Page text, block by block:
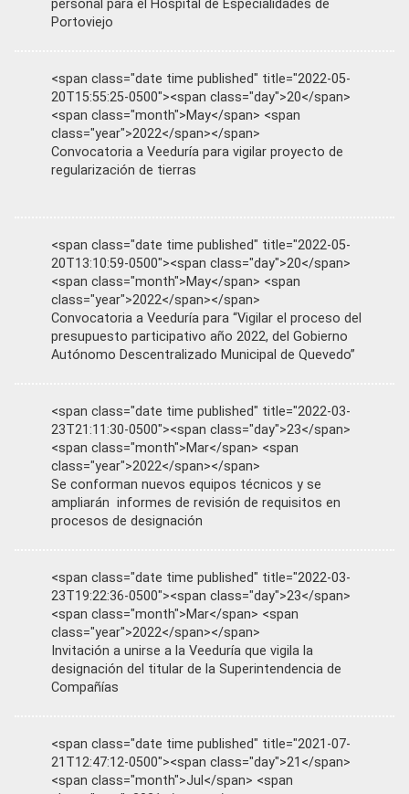
personal para el Hospital de Especialidades de
Portoviejo
<span class="date time published" title="2022-05-
20T15:55:25-0500"><span class="day">20</span>
<span class="month">May</span> <span
class="year">2022</span></span>
Convocatoria a Veeduría para vigilar proyecto de
regularización de tierras
<span class="date time published" title="2022-05-
20T13:10:59-0500"><span class="day">20</span>
<span class="month">May</span> <span
class="year">2022</span></span>
Convocatoria a Veeduría para “Vigilar el proceso del
presupuesto participativo año 2022, del Gobierno
Autónomo Descentralizado Municipal de Quevedo”
<span class="date time published" title="2022-03-
23T21:11:30-0500"><span class="day">23</span>
<span class="month">Mar</span> <span
class="year">2022</span></span>
Se conforman nuevos equipos técnicos y se
ampliarán informes de revisión de requisitos en
procesos de designación
<span class="date time published" title="2022-03-
23T19:22:36-0500"><span class="day">23</span>
<span class="month">Mar</span> <span
class="year">2022</span></span>
Invitación a unirse a la Veeduría que vigila la
designación del titular de la Superintendencia de
Compañías
<span class="date time published" title="2021-07-
21T12:47:12-0500"><span class="day">21</span>
<span class="month">Jul</span> <span